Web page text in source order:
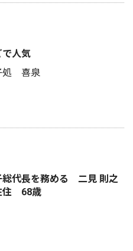
で人気
処 喜泉
総代長を務める 二見 則之
住 68歳